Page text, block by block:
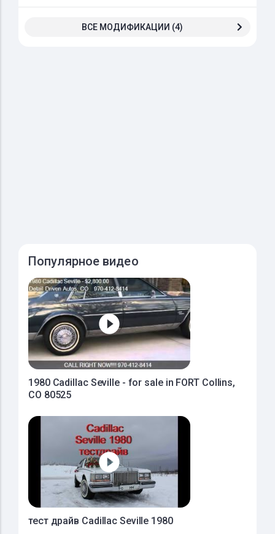
ВСЕ МОДИФИКАЦИИ (4)
Популярное видео
1980 Cadillac Seville - for sale in FORT Collins,
CO 80525
тест драйв Cadillac Seville 1980